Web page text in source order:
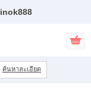
ค้นหาละเอียด